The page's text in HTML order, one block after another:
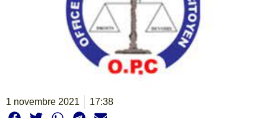
1 novembre 2021 17:38